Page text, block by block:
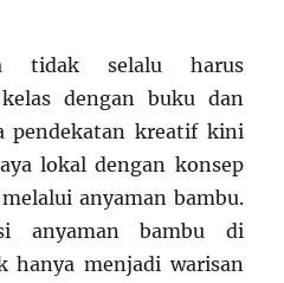
tidak selalu harus
dengan buku dan
pendekatan kreatif kini
lokal dengan konsep
anyaman bambu.
anyaman bambu di
hanya menjadi warisan